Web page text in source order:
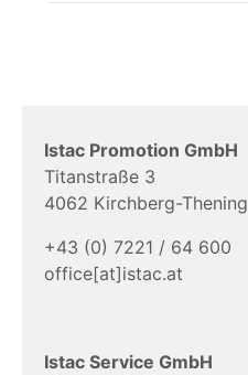
Istac Promotion GmbH
Titanstraße 3
4062 Kirchberg-Thening
+43 (0) 7221 / 64 600
office[at]istac.at
Istac Service GmbH